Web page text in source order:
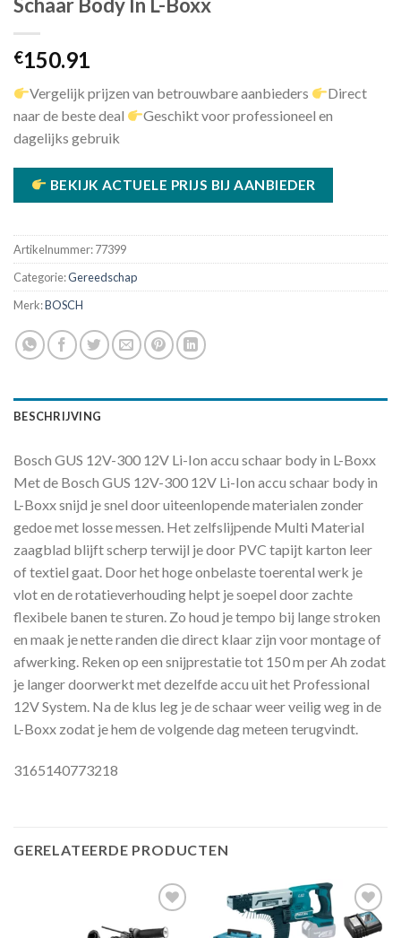
Schaar Body In L-Boxx
€150.91
Vergelijk prijzen van betrouwbare aanbieders
Direct
naar de beste deal
Geschikt voor professioneel en
dagelijks gebruik
BEKIJK ACTUELE PRIJS BIJ AANBIEDER
Artikelnummer:77399
Categorie:Gereedschap
Merk:BOSCH
BESCHRIJVING
Bosch GUS 12V-300 12V Li-Ion accu schaar body in L-Boxx
Met de Bosch GUS 12V-300 12V Li-Ion accu schaar body in
L-Boxx snijd je snel door uiteenlopende materialen zonder
gedoe met losse messen. Het zelfslijpende Multi Material
zaagblad blijft scherp terwijl je door PVC tapijt karton leer
of textiel gaat. Door het hoge onbelaste toerental werk je
vlot en de rotatieverhouding helpt je soepel door zachte
flexibele banen te sturen. Zo houd je tempo bij lange stroken
en maak je nette randen die direct klaar zijn voor montage of
afwerking. Reken op een snijprestatie tot 150 m per Ah zodat
je langer doorwerkt met dezelfde accu uit het Professional
12V System. Na de klus leg je de schaar weer veilig weg in de
L-Boxx zodat je hem de volgende dag meteen terugvindt.
3165140773218
GERELATEERDE PRODUCTEN